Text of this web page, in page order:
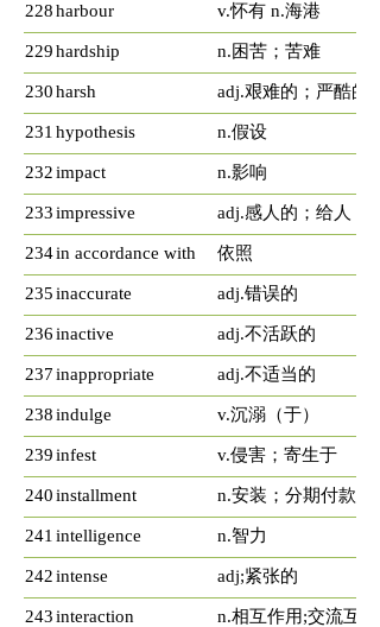
228harbour v.怀有 n.海港
229hardship n.困苦；苦难
230harsh adj.艰难的；严酷的
231 hypothesis n.假设
232impact n.影响
233impressive adj.感人的；给人
234in accordance with 依照
235inaccurate adj.错误的
236inactive adj.不活跃的
237inappropriate adj.不适当的
238indulge v.沉溺（于）
239infest v.侵害；寄生于
240installment n.安装；分期付款
241 intelligence n.智力
242intense adj;紧张的
243interaction n.相互作用;交流互动